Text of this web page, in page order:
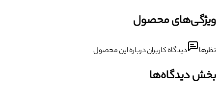
ویژگی‌های محصول
نظرها دیدگاه کاربران درباره این محصول
بخش دیدگاه‌ها